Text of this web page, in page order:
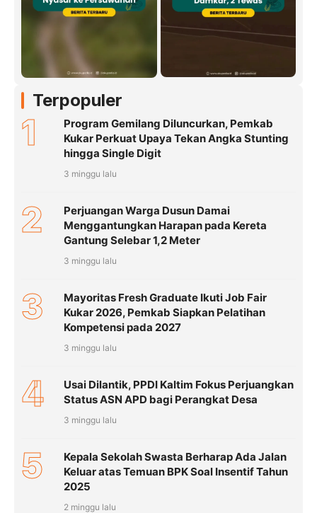
Terpopuler
1
Program Gemilang Diluncurkan, Pemkab
Kukar Perkuat Upaya Tekan Angka Stunting
hingga Single Digit
3 minggu lalu
2
Perjuangan Warga Dusun Damai
Menggantungkan Harapan pada Kereta
Gantung Selebar 1,2 Meter
3 minggu lalu
3
Mayoritas Fresh Graduate Ikuti Job Fair
Kukar 2026, Pemkab Siapkan Pelatihan
Kompetensi pada 2027
3 minggu lalu
4
Usai Dilantik, PPDI Kaltim Fokus Perjuangkan
Status ASN APD bagi Perangkat Desa
3 minggu lalu
5
Kepala Sekolah Swasta Berharap Ada Jalan
Keluar atas Temuan BPK Soal Insentif Tahun
2025
2 minggu lalu